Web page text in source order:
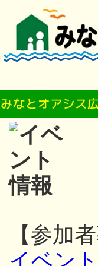
【参加
イベン